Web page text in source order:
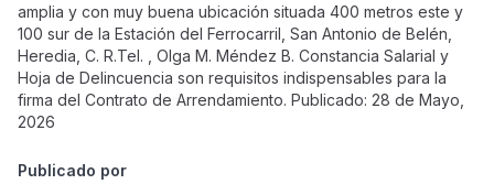
amplia y con muy buena ubicación situada 400 metros este y
100 sur de la Estación del Ferrocarril, San Antonio de Belén,
Heredia, C. R.Tel. , Olga M. Méndez B. Constancia Salarial y
Hoja de Delincuencia son requisitos indispensables para la
firma del Contrato de Arrendamiento. Publicado: 28 de Mayo,
2026
Publicado por